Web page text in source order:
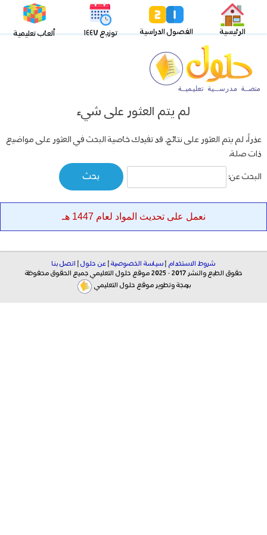
الرئيسية الفصول الدراسية توزيع ١٤٤٧ ألعاب تعليمية
لم يتم العثور على شيء
عذراً، لم يتم العثور على نتائج. قد تفيدك خاصية البحث في العثور على مواضيع
ذات صلة.
البحث عن:
نعمل على تحديث المواد لعام 1447 هـ
شروط الاستخدام | سياسة الخصوصية | عن حلول | اتصل بنا
حقوق الطبع والنشر 2017 - 2025 موقع حلول التعليمي جميع الحقوق محفوظة
برمجة وتطوير موقع حلول التعليمي